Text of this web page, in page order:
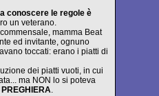
conoscere le regole è
un veterano.
mamma Beat
ed invitante, ognuno
toccati: erano i piatti di
dei piatti vuoti, in cui
ma NON lo si poteva
.